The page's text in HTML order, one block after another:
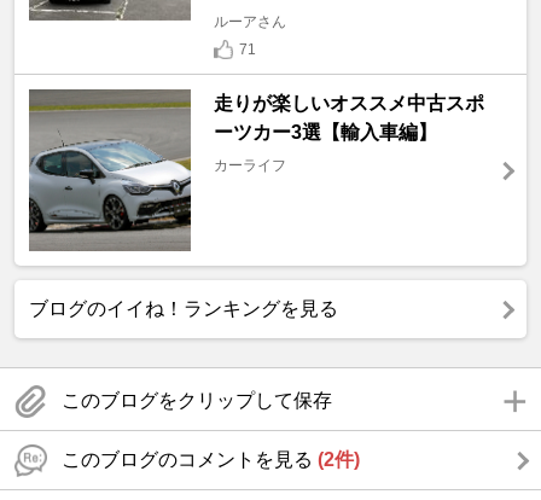
ルーアさん
71
走りが楽しいオススメ中古スポ
ーツカー3選【輸入車編】
カーライフ
ブログのイイね！ランキングを見る
このブログをクリップして保存
このブログのコメントを見る (2件)